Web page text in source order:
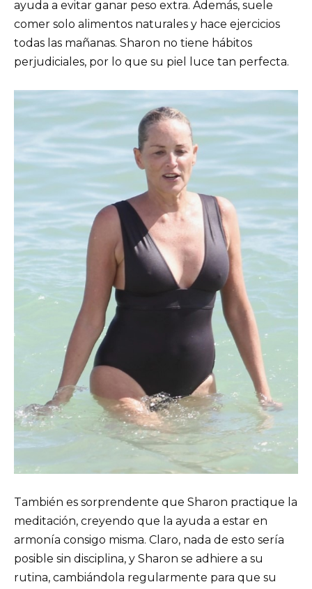
ayuda a evitar ganar peso extra. Además, suele
comer solo alimentos naturales y hace ejercicios
todas las mañanas. Sharon no tiene hábitos
perjudiciales, por lo que su piel luce tan perfecta.
También es sorprendente que Sharon practique la
meditación, creyendo que la ayuda a estar en
armonía consigo misma. Claro, nada de esto sería
posible sin disciplina, y Sharon se adhiere a su
rutina, cambiándola regularmente para que su